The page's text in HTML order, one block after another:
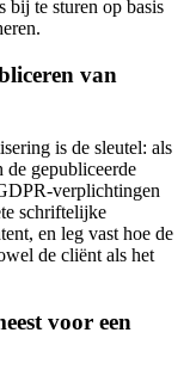
bij te sturen op basis
van
is de sleutel: als
de gepubliceerde
verplichtingen
schriftelijke
en leg vast hoe de
de cliënt als het
voor een